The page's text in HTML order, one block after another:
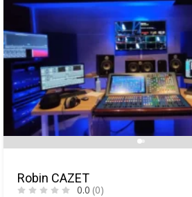
Robin CAZET
0.0 (0)